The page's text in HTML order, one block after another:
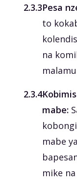
‎2.3.3Pesa
to
na
‎2.3.4
mabe:
mabe
mike